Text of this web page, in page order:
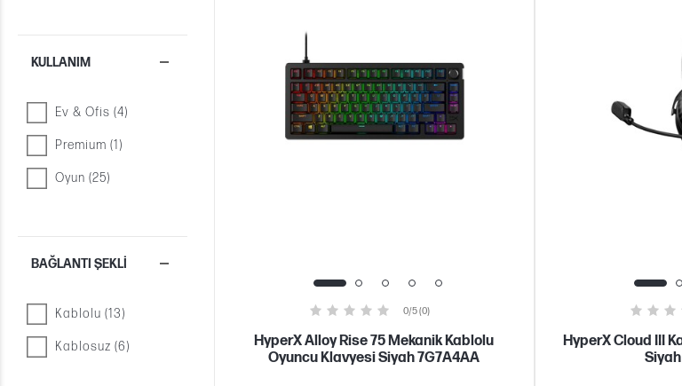
KULLANIM
Ev & Ofis (4)
Premium (1)
Oyun (25)
BAĞLANTI ŞEKLI
Kablolu (13)
Kablosuz (6)
0/5 (0)
HyperX Alloy Rise 75 Mekanik Kablolu
Oyuncu Klavyesi Siyah 7G7A4AA
HyperX Cloud III